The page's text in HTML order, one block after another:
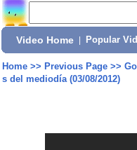
Video Home Popular
Home>> Previous Page>>
s del mediodía (03/08/2012)